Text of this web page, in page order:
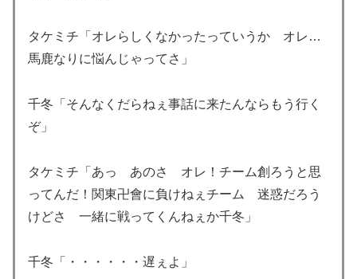
タケミチ「オレらしくなかったっていうか オレ…
馬鹿なりに悩んじゃってさ」
千冬「そんなくだらねぇ事話に来たんならもう行く
ぞ」
タケミチ「あっ あのさ オレ！チーム創ろうと思
ってんだ！関東卍會に負けねぇチーム 迷惑だろう
けどさ 一緒に戦ってくんねぇか千冬」
千冬「・・・・・・遅ぇよ」